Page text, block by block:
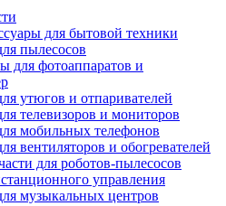
для бытовой техники
пылесосов
для фотоаппаратов и
утюгов и отпаривателей
телевизоров и мониторов
мобильных телефонов
вентиляторов и обогревателей
для роботов-пылесосов
управления
музыкальных центров